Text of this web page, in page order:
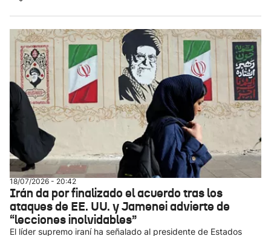
18/07/2026 - 20:42
Irán da por finalizado el acuerdo tras los
ataques de EE. UU. y Jamenei advierte de
“lecciones inolvidables”
El líder supremo iraní ha señalado al presidente de Estados